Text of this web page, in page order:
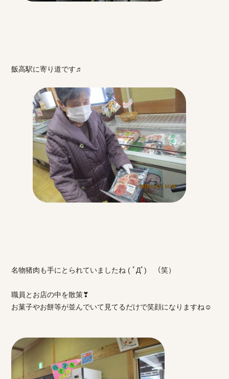
飯高駅に寄り道です♬
名物猪肉も手にとられていましたね ( ﾟДﾟ) （笑）
職員とお店の中を散策❣
お菓子やお餅等が並んでいて見てるだけで笑顔になりますね☺